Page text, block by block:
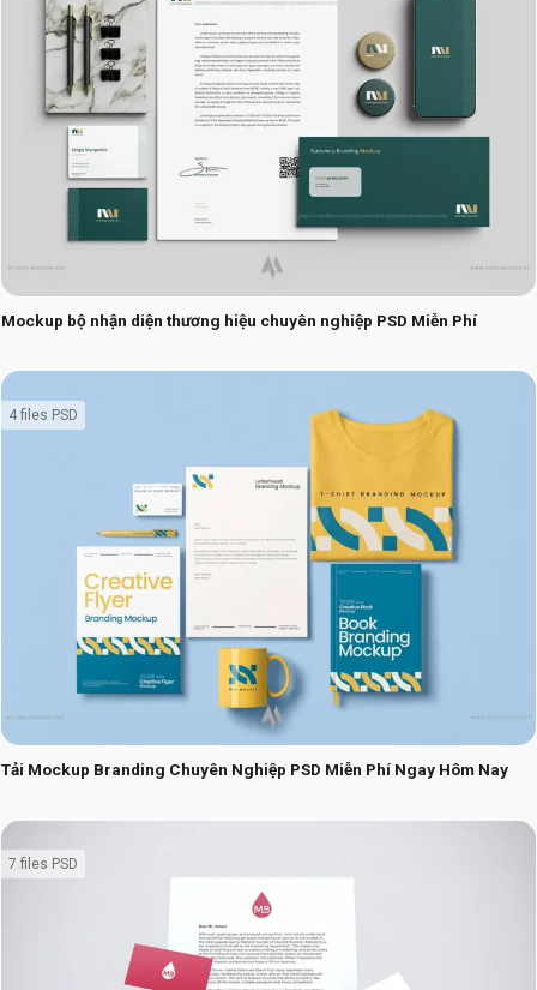
Mockup bộ nhận diện thương hiệu chuyên nghiệp PSD Miễn Phí
Tải Mockup Branding Chuyên Nghiệp PSD Miễn Phí Ngay Hôm Nay
4 files PSD
7 files PSD